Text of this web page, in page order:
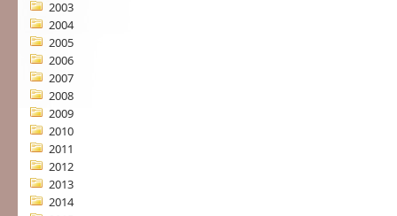
2003
2004
2005
2006
2007
2008
2009
2010
2011
2012
2013
2014